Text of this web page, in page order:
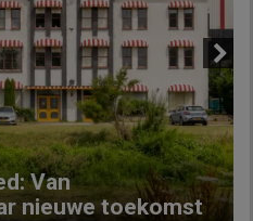
Van
nieuwe toekomst
Next